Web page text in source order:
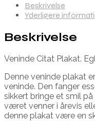
Beskrivelse
Yderligere
Beskrivelse
Veninde Citat Plakat.
Denne veninde plakat
veninde. Den fanger
sikkert bringe et smil
været venner i årevis
denne plakat være en